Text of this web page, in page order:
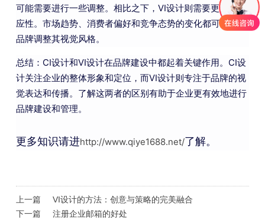
可能需要进行一些调整。相比之下，VI设计则需要更强的适
应性。市场趋势、消费者偏好和竞争态势的变化都可能要求
品牌调整其视觉风格。
总结：CI设计和VI设计在品牌建设中都起着关键作用。CI设
计关注企业的整体形象和定位，而VI设计则专注于品牌的视
觉表达和传播。了解这两者的区别有助于企业更有效地进行
品牌建设和管理。
更多知识请进http://www.qiye1688.net/了解。
上一篇
VI设计的方法：创意与策略的完美融合
下一篇
注册企业邮箱的好处